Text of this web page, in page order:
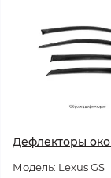
Дефлекторы
Модель: Lexus GS